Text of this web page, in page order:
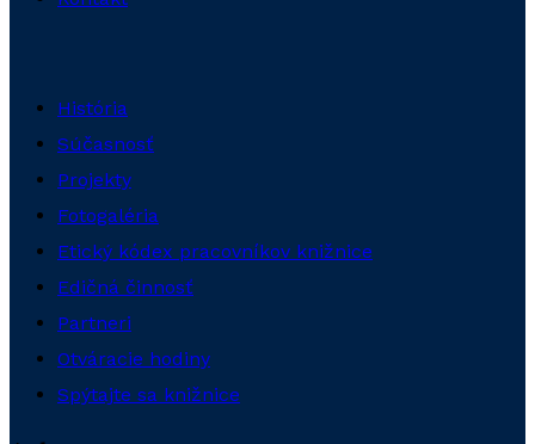
História
Súčasnosť
Projekty
Fotogaléria
Etický kódex pracovníkov knižnice
Edičná činnosť
Partneri
Otváracie hodiny
Spýtajte sa knižnice